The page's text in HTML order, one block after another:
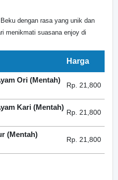
dengan rasa yang unik dan
menikmati suasana enjoy di
Harga
Ori (Mentah)
Rp. 21,800
Kari (Mentah)
Rp. 21,800
(Mentah)
Rp. 21,800